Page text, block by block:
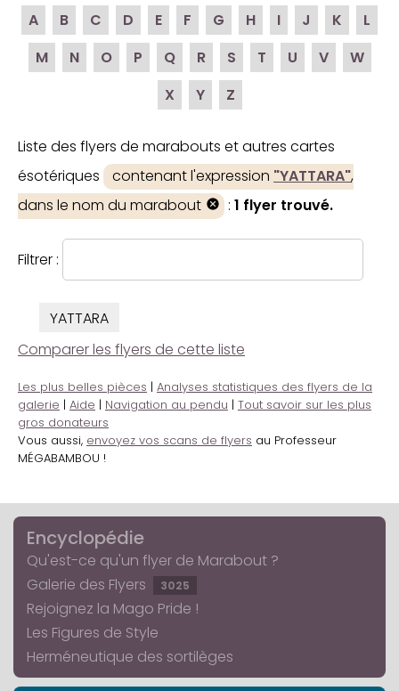
A B C D E F G H I J K
L
M
N O P Q R S T U V
W
X
Y Z
Liste des flyers de marabouts et autres cartes
ésotériques
contenant l'expression "YATTARA",
dans le nom du marabout
: 1 flyer trouvé.
Filtrer :
YATTARA
Comparer les flyers de cette liste
Les plus belles pièces | Analyses statistiques des flyers de la
galerie | Aide | Navigation au pendu | Tout savoir sur les plus
gros donateurs
Vous aussi, envoyez vos scans de flyers au Professeur
MÉGABAMBOU !
Encyclopédie
Qu'est-ce qu'un flyer de Marabout ?
Galerie des Flyers
3025
Rejoignez la Mago Pride !
Les Figures de Style
Herméneutique des sortilèges